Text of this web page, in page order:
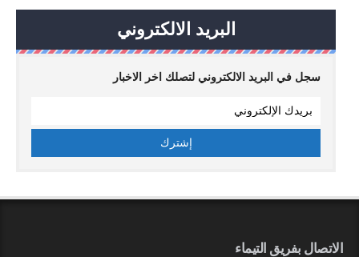
البريد الالكتروني
سجل في البريد الالكتروني لتصلك اخر الاخبار
الاتصال بفريق التيماء